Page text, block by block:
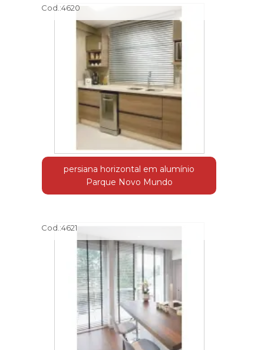
Cod.:4620
persiana horizontal em alumínio
Parque Novo Mundo
Cod.:4621